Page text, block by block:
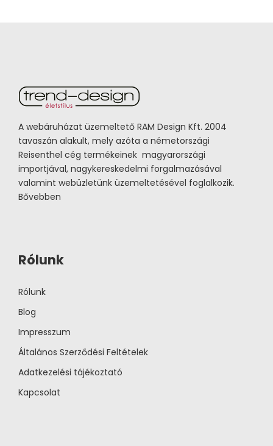
A webáruházat üzemeltető RAM Design Kft. 2004
tavaszán alakult, mely azóta a németországi
Reisenthel cég termékeinek magyarországi
importjával, nagykereskedelmi forgalmazásával
valamint webüzletünk üzemeltetésével foglalkozik.
Bővebben
Rólunk
Rólunk
Blog
Impresszum
Általános Szerződési Feltételek
Adatkezelési tájékoztató
Kapcsolat